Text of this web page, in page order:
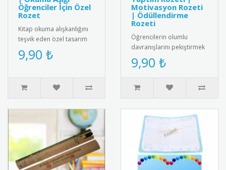
Öğrenciler İçin Özel
Rozet
Kitap okuma alışkanlığını
teşvik eden özel tasarım
rozet. Okuma sevgisini
yansıtan şık ve anlamlı bi..
9,90 ₺
Motivasyon Rozeti
| Ödüllendirme
Rozeti
Öğrencilerin olumlu
davranışlarını pekiştirmek
için tasarlanmış "Bugün Bir
İyilik Yaptım" yazılı öze..
9,90 ₺